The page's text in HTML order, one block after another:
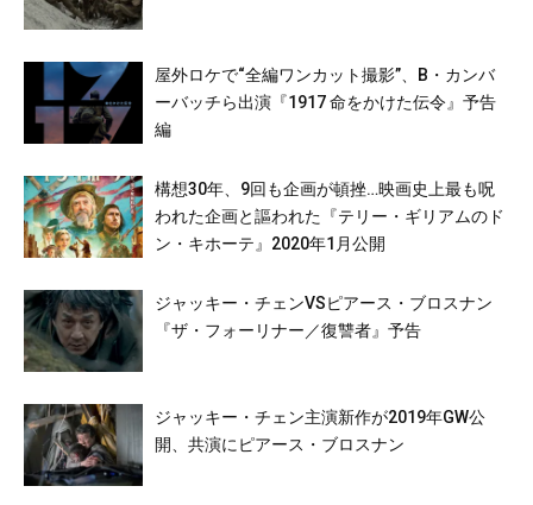
屋外ロケで“全編ワンカット撮影”、B・カンバ
ーバッチら出演『1917 命をかけた伝令』予告
編
構想30年、9回も企画が頓挫…映画史上最も呪
われた企画と謳われた『テリー・ギリアムのド
ン・キホーテ』2020年1月公開
ジャッキー・チェンVSピアース・ブロスナン
『ザ・フォーリナー／復讐者』予告
ジャッキー・チェン主演新作が2019年GW公
開、共演にピアース・ブロスナン